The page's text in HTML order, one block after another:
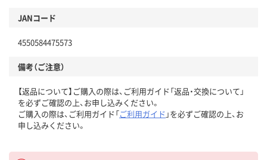
JANコード
4550584475573
備考（ご注意）
【返品について】ご購入の際は、ご利用ガイド「返品・交換について」
を必ずご確認の上、お申し込みください。
ご購入の際は、ご利用ガイド「ご利用ガイド 」を必ずご確認の上、お
申し込みください。